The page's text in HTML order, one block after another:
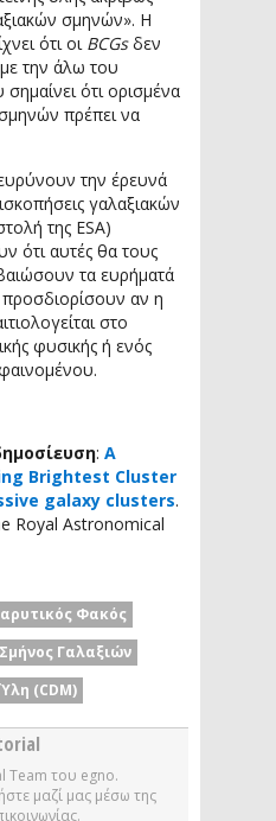
σμηνών». Η
ότι οι BCGsδεν
την άλω του
ότι ορισμένα
πρέπει να
την έρευνά
γαλαξιακών
της ESA)
ότι αυτές θα τους
τα ευρήματά
αν η
στο
φυσικής ή ενός
: A
Brightest Cluster
galaxy clusters.
Royal Astronomical
Φακός
Σμήνος Γαλαξιών
(CDM)
Team του egno.
μαζί μας μέσω της